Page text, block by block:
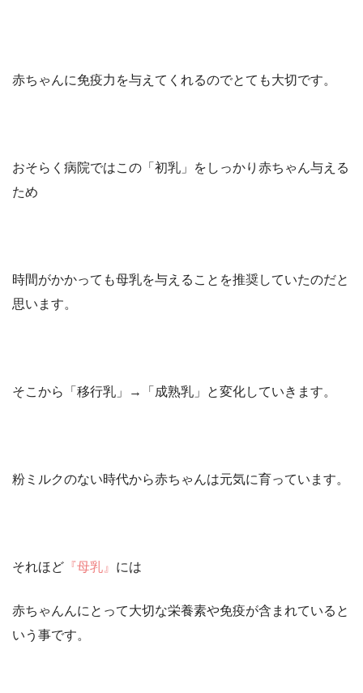
赤ちゃんに免疫力を与えてくれるのでとても大切です。
おそらく病院ではこの 「初乳」
をしっかり赤ちゃん与える
ため
時間がかかっても母乳を与えることを推奨していたのだと
思います。
そこから 「移行乳」→「成熟乳」 と変化していきます。
粉ミルクのない時代から赤ちゃんは元気に育っています。
それほど 『母乳』 には
赤ちゃんんにとって大切な栄養素や免疫が含まれていると
いう事です。